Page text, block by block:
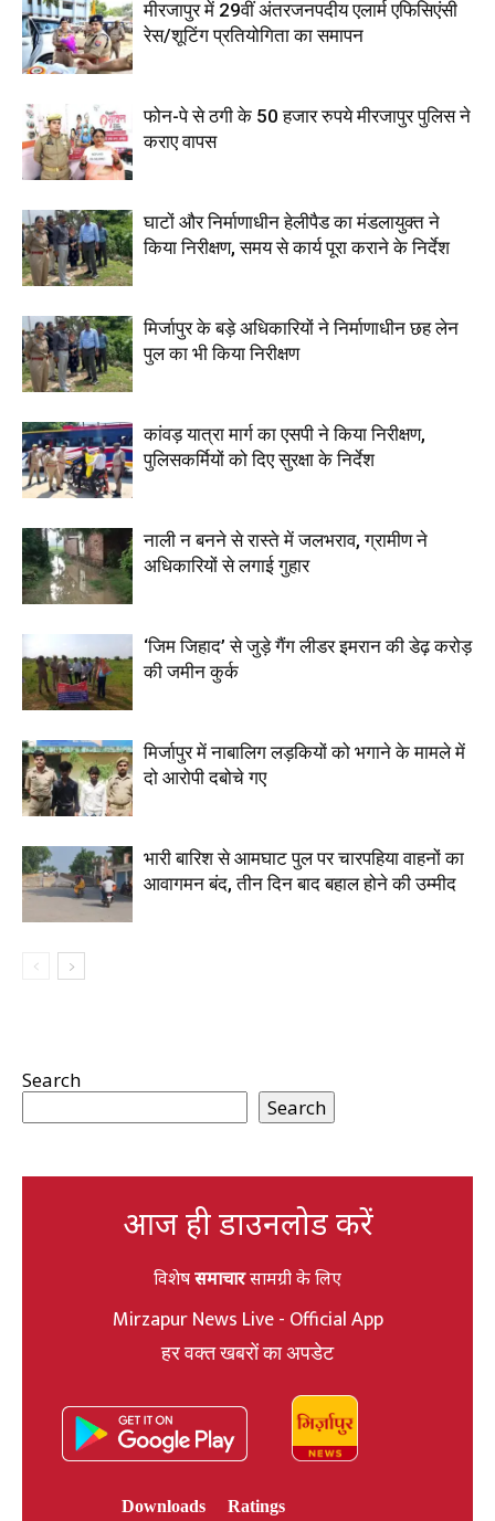
मीरजापुर में 29वीं अंतरजनपदीय एलार्म एफिसिएंसी
रेस/शूटिंग प्रतियोगिता का समापन
फोन-पे से ठगी के 50 हजार रुपये मीरजापुर पुलिस ने
कराए वापस
घाटों और निर्माणाधीन हेलीपैड का मंडलायुक्त ने
किया निरीक्षण, समय से कार्य पूरा कराने के निर्देश
मिर्जापुर के बड़े अधिकारियों ने निर्माणाधीन छह लेन
पुल का भी किया निरीक्षण
कांवड़ यात्रा मार्ग का एसपी ने किया निरीक्षण,
पुलिसकर्मियों को दिए सुरक्षा के निर्देश
नाली न बनने से रास्ते में जलभराव, ग्रामीण ने
अधिकारियों से लगाई गुहार
‘जिम जिहाद’ से जुड़े गैंग लीडर इमरान की डेढ़ करोड़
की जमीन कुर्क
मिर्जापुर में नाबालिग लड़कियों को भगाने के मामले में
दो आरोपी दबोचे गए
भारी बारिश से आमघाट पुल पर चारपहिया वाहनों का
आवागमन बंद, तीन दिन बाद बहाल होने की उम्मीद
Search
Search
आज ही डाउनलोड करें
विशेषसमाचारसामग्री के लिए
Mirzapur News Live - Official App
हर वक्त खबरों का अपडेट
Downloads
Ratings